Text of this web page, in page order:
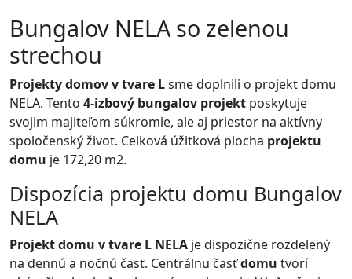
Bungalov NELA so zelenou
strechou
Projekty domov v tvare Lsme doplnili o projekt domu
NELA. Tento 4-izbový bungalov projekt poskytuje
svojim majiteľom súkromie, ale aj priestor na aktívny
spoločenský život. Celková úžitková plocha projektu
domu je 172,20 m2.
Dispozícia projektu domu Bungalov
NELA
Projekt domu v tvare L NELA je dispozične rozdelený
na dennú a nočnú časť. Centrálnu časťdomu tvorí